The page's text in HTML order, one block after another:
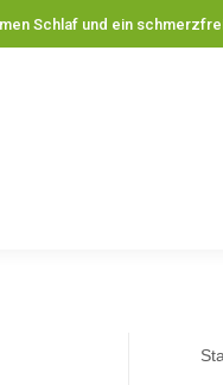
Schlaf und ein